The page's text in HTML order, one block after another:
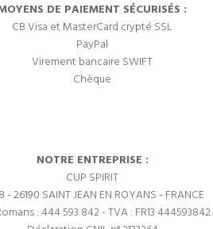
DE PAIEMENT SÉCURISÉS :
CB Visa et MasterCard crypté SSL
PayPal
Virement bancaire SWIFT
Chèque
NOTRE ENTREPRISE :
CUP SPIRIT
- 26190 SAINT JEAN EN ROYANS - FRANCE
: 444 593 842 - TVA : FR13 444593842.